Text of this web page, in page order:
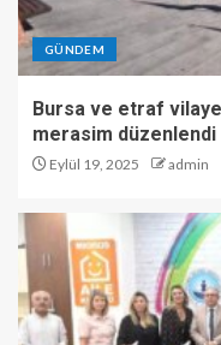
GÜNDEM
Bursa ve etraf
merasim düzenlendi
Eylül 19, 2025 admin